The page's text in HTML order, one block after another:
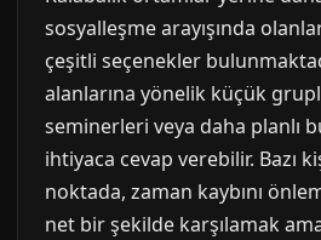
sosyalleşme arayışında
çeşitli seçenekler
alanlarına yönelik küçük
seminerleri veya daha planlı
ihtiyaca cevap verebilir. Bazı
noktada, zaman kaybını
net bir şekilde karşılamak